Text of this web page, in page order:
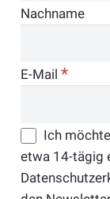
Nachname
E-Mail *
Ich
etwa 14-tägig